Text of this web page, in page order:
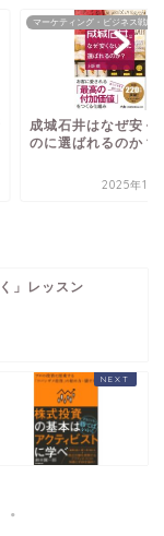
マーケティング・ビジネス戦略
成城石井はなぜ安く
のに選ばれるのか？
2025年11
」レッスン